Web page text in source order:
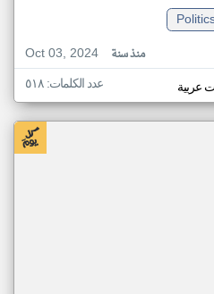
Oct 03, 2024
منذ سنة
عربية عدد الكلمات: ٥١٨